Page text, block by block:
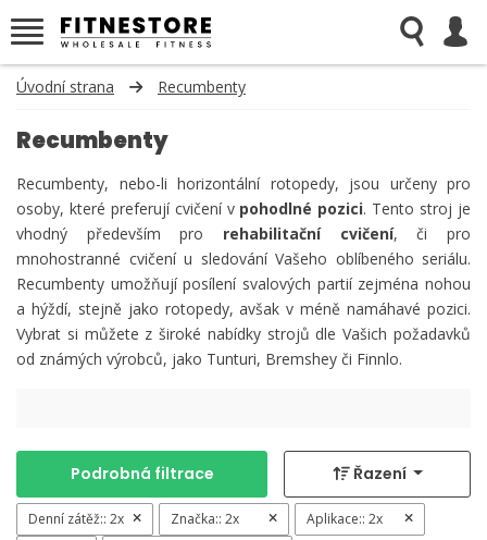
Úvodní strana Recumbenty
Recumbenty
Recumbenty, nebo-li horizontální rotopedy, jsou určeny pro
osoby, které preferují cvičení v pohodlné pozici. Tento stroj je
vhodný především pro rehabilitační cvič ení, či pro
mnohostranné cvičení u sledování Vašeho oblíbeného seriálu.
Recumbenty umožňují posílení svalových partií zejména nohou
a hýždí, stejně jako rotopedy, avšak v méně namáhavé pozici.
Vybrat si můžete z široké nabídky strojů dle Vašich požadavků
od známých výrobců, jako Tunturi, Bremshey či Finnlo.
Podrobná filtrace Řazení
Denní zátěž:: 2x Značka:: 2x Aplikace:: 2x